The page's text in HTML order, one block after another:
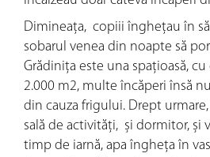
Dimineața, copiii înghețau în
sobarul venea din noapte să
Grădiniţa este una spaţioasă,
2.000 m2, multe încăperi însă
din cauza frigului. Drept urmare,
sală de activități, și dormitor, și
timp de iarnă, apa îngheța în